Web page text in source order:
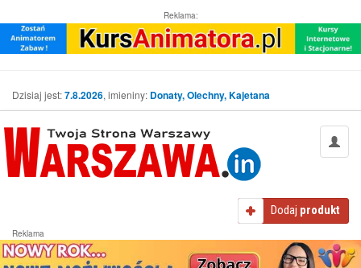
Reklama:
Dzisiaj jest:7.8.2026, imieniny: Donaty, Olechny, Kajetana
Dodaj produkt
Reklama